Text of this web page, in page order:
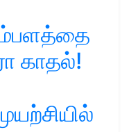
காதல்!